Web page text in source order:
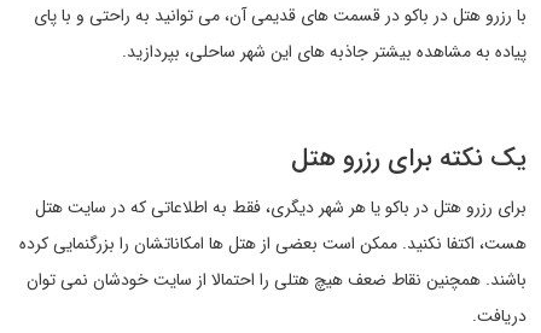
با رزرو هتل در باکو در قسمت های قدیمی آن، می توانید به راحتی و با پای
پیاده به مشاهده بیشتر جاذبه های این شهر ساحلی، بپردازید.
یک نکته برای رزرو هتل
برای رزرو هتل در باکو یا هر شهر دیگری، فقط به اطلاعاتی که در سایت هتل
هست، اکتفا نکنید. ممکن است بعضی از هتل ها امکاناتشان را بزرگنمایی کرده
باشند. همچنین نقاط ضعف هیچ هتلی را احتمالا از سایت خودشان نمی توان
دریافت.